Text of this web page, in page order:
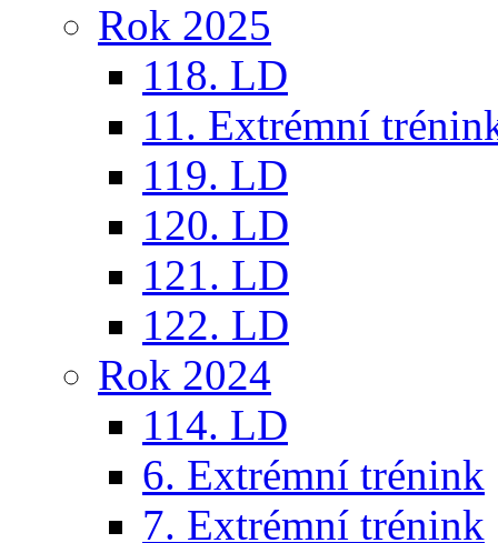
Rok 2025
118. LD
11. Extrémní
119. LD
120. LD
121. LD
122. LD
Rok 2024
114. LD
6. Extrémní trénink
7. Extrémní trénink